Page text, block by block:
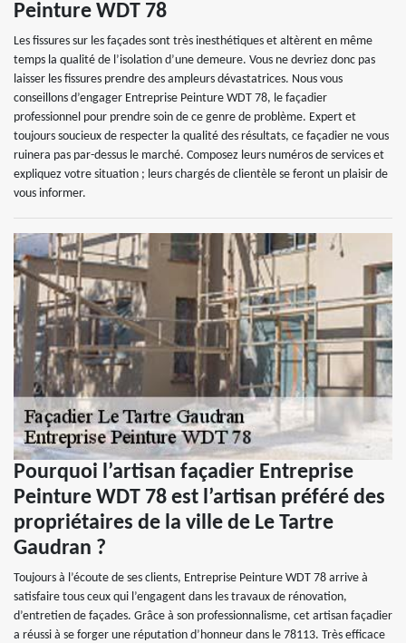
Peinture WDT 78
Les fissures sur les façades sont très inesthétiques et altèrent en même
temps la qualité de l’isolation d’une demeure. Vous ne devriez donc pas
laisser les fissures prendre des ampleurs dévastatrices. Nous vous
conseillons d’engager Entreprise Peinture WDT 78, le façadier
professionnel pour prendre soin de ce genre de problème. Expert et
toujours soucieux de respecter la qualité des résultats, ce façadier ne vous
ruinera pas par-dessus le marché. Composez leurs numéros de services et
expliquez votre situation ; leurs chargés de clientèle se feront un plaisir de
vous informer.
Pourquoi l’artisan façadier Entreprise
Peinture WDT 78 est l’artisan préféré des
propriétaires de la ville de Le Tartre
Gaudran ?
Toujours à l’écoute de ses clients, Entreprise Peinture WDT 78 arrive à
satisfaire tous ceux qui l’engagent dans les travaux de rénovation,
d’entretien de façades. Grâce à son professionnalisme, cet artisan façadier
a réussi à se forger une réputation d’honneur dans le 78113. Très efficace